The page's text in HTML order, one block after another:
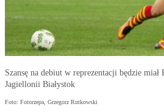
Szansę na debiut w reprezentacji będzie miał
Jagiellonii Białystok
Foto: Fotorzepa, Grzegorz Rutkowski